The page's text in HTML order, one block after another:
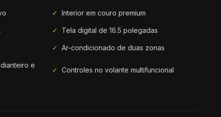
✓ Interior em couro premium
✓ Tela digital de 16.5 polegadas
✓ Ar-condicionado de duas zonas
e
✓ Controles no volante multifuncional